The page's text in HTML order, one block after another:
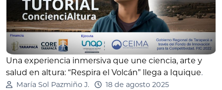
Una experiencia inmersiva que une ciencia, arte y
salud en altura: “Respira el Volcán” llega a Iquique.
María Sol Pazmiño J. 18 de agosto 2025